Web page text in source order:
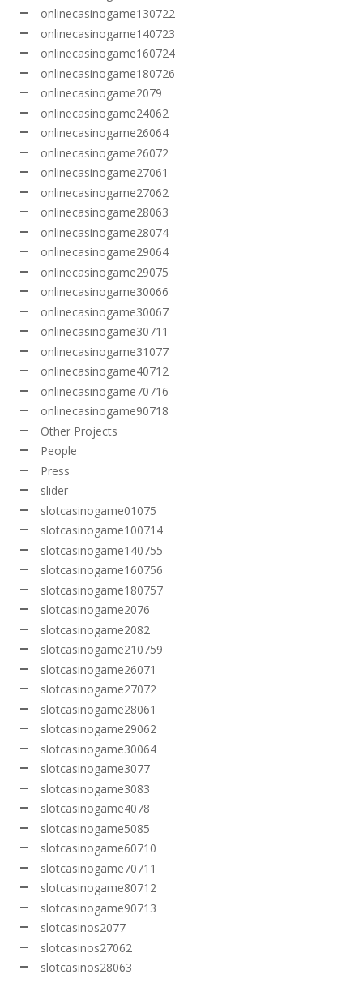
onlinecasinogame130722
onlinecasinogame140723
onlinecasinogame160724
onlinecasinogame180726
onlinecasinogame2079
onlinecasinogame24062
onlinecasinogame26064
onlinecasinogame26072
onlinecasinogame27061
onlinecasinogame27062
onlinecasinogame28063
onlinecasinogame28074
onlinecasinogame29064
onlinecasinogame29075
onlinecasinogame30066
onlinecasinogame30067
onlinecasinogame30711
onlinecasinogame31077
onlinecasinogame40712
onlinecasinogame70716
onlinecasinogame90718
Other Projects
People
Press
slider
slotcasinogame01075
slotcasinogame100714
slotcasinogame140755
slotcasinogame160756
slotcasinogame180757
slotcasinogame2076
slotcasinogame2082
slotcasinogame210759
slotcasinogame26071
slotcasinogame27072
slotcasinogame28061
slotcasinogame29062
slotcasinogame30064
slotcasinogame3077
slotcasinogame3083
slotcasinogame4078
slotcasinogame5085
slotcasinogame60710
slotcasinogame70711
slotcasinogame80712
slotcasinogame90713
slotcasinos2077
slotcasinos27062
slotcasinos28063